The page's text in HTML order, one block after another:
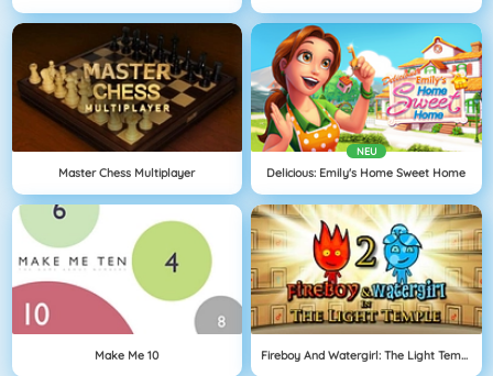
Master Chess Multiplayer
NEU
Delicious: Emily's Home Sweet Home
Make Me 10 Fireboy And Watergirl: The Light Temple